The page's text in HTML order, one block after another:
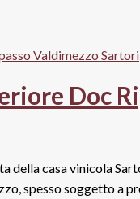
Doc
della casa vinicola
spesso soggetto a